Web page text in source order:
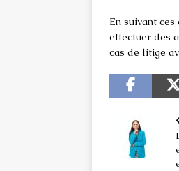
En suivant
effectuer des
cas de litige